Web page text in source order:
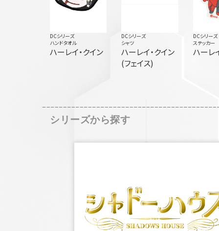
DCシリーズ
ハンドタオル
ハーレイ・クイン
DCシリーズ
シャツ
ハーレイ・クイン
(フェイス)
DCシリーズ
ステッカー
ハーレ
シリーズから探す